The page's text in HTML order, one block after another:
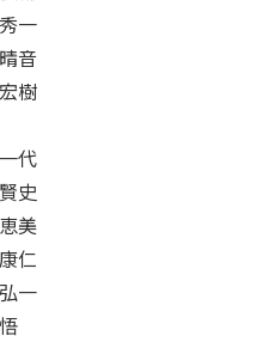
一
音
樹
代
史
美
仁
一